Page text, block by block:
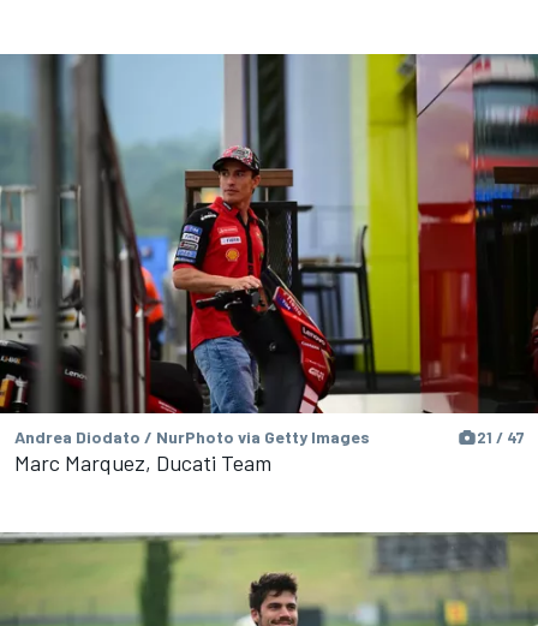
Andrea Diodato / NurPhoto via Getty Images 21 / 47
Marc Marquez, Ducati Team